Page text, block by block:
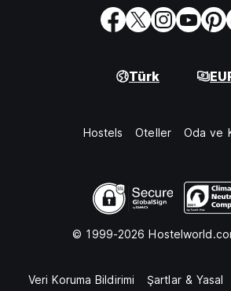
Türk
Hostels Oteller Oda ve
© 1999-2026
Veri Koruma Bildirimi Şartlar & Yasal